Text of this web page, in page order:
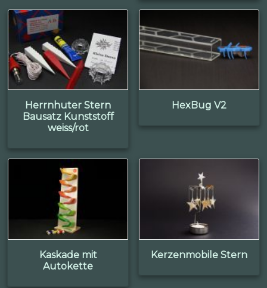
Herrnhuter Stern
Bausatz Kunststoff
weiss/rot
HexBug V2
Kaskade mit
Autokette
Kerzenmobile Stern